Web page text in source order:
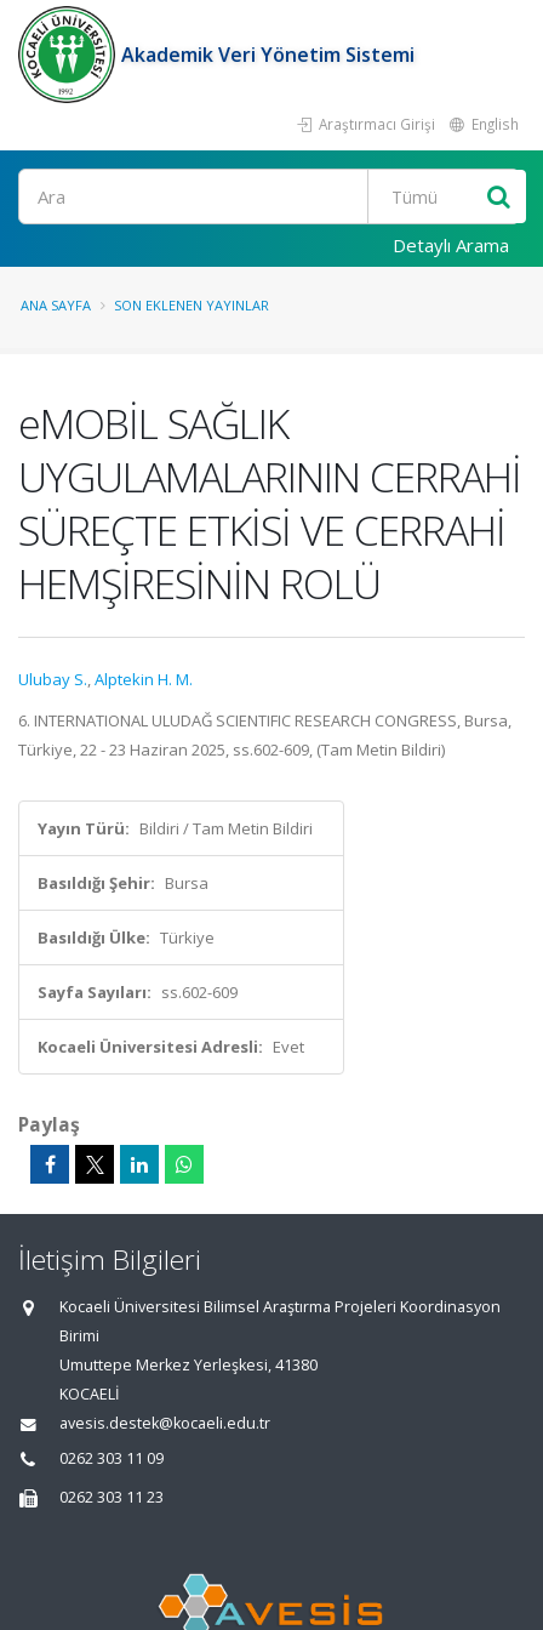
Akademik Veri Yönetim Sistemi
Araştırmacı Girişi English
Ara
Detaylı Arama
ANA SAYFA SON EKLENEN YAYINLAR
eMOBİL SAĞLIK
UYGULAMALARININ CERRAHİ
SÜREÇTE ETKİSİ VE CERRAHİ
HEMŞİRESİNİN ROLÜ
Ulubay S.,Alptekin H. M.
6. INTERNATIONAL ULUDAĞ SCIENTIFIC RESEARCH CONGRESS, Bursa,
Türkiye, 22 - 23 Haziran 2025, ss.602-609, (Tam Metin Bildiri)
Yayın Türü: Bildiri / Tam Metin Bildiri
Basıldığı Şehir: Bursa
Basıldığı Ülke: Türkiye
Sayfa Sayıları: ss.602-609
Kocaeli Üniversitesi Adresli: Evet
Paylaş
İletişim Bilgileri
Kocaeli Üniversitesi Bilimsel Araştırma Projeleri Koordinasyon
Birimi
Umuttepe Merkez Yerleşkesi, 41380
KOCAELİ
avesis.destek@kocaeli.edu.tr
0262 303 11 09
0262 303 11 23